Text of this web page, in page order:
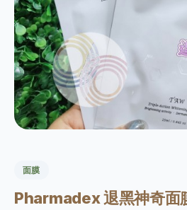
面膜
Pharmadex 退黑神奇面